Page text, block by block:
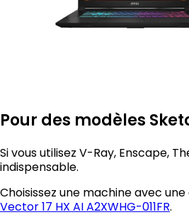
Pour des modèles
Si vous utilisez V-Ray, Enscape,
indispensable.
Choisissez une machine avec
Vector 17 HX AI A2XWHG-011FR.